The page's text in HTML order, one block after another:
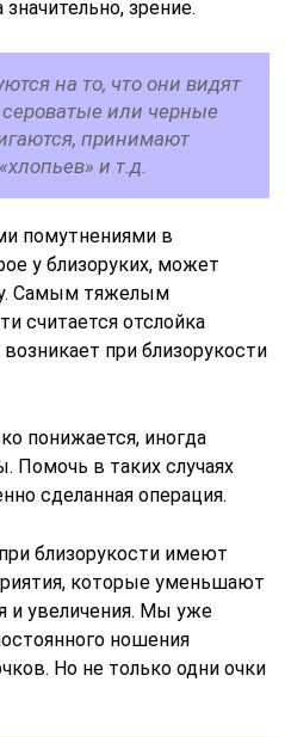
зрение.
на то, что они видят
или черные
принимают
и т.д.
помутнениями в
у близоруких, может
Самым тяжелым
считается отслойка
при близорукости
понижается, иногда
Помочь в таких случаях
сделанная операция.
близорукости имеют
которые уменьшают
и увеличения. Мы уже
ношения
Но не только одни очки